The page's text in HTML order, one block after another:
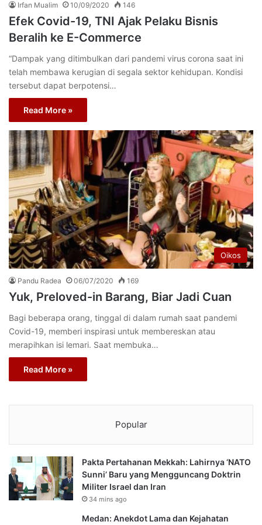
Irfan Mualim 10/09/2020 146
Efek Covid-19, TNI Ajak Pelaku Bisnis
Beralih ke E-Commerce
“Dampak yang ditimbulkan dari pandemi virus corona saat ini
telah membawa kerugian di segala sektor kehidupan. Kondisi
tersebut dapat berpotensi…
Read More »
Oikos
Pandu Radea 06/07/2020 169
Yuk, Preloved-in Barang, Biar Jadi Cuan
Bagi beberapa orang, tinggal di dalam rumah saat pandemi
Covid-19, memberi inspirasi untuk membereskan atau
merapihkan isi lemari. Saat membuka…
Read More »
Popular
Pakta Pertahanan Mekkah: Lahirnya ‘NATO
Sunni’ Baru yang Mengguncang Doktrin
Militer Israel dan Iran
34 mins ago
Medan: Anekdot Lama dan Kejahatan